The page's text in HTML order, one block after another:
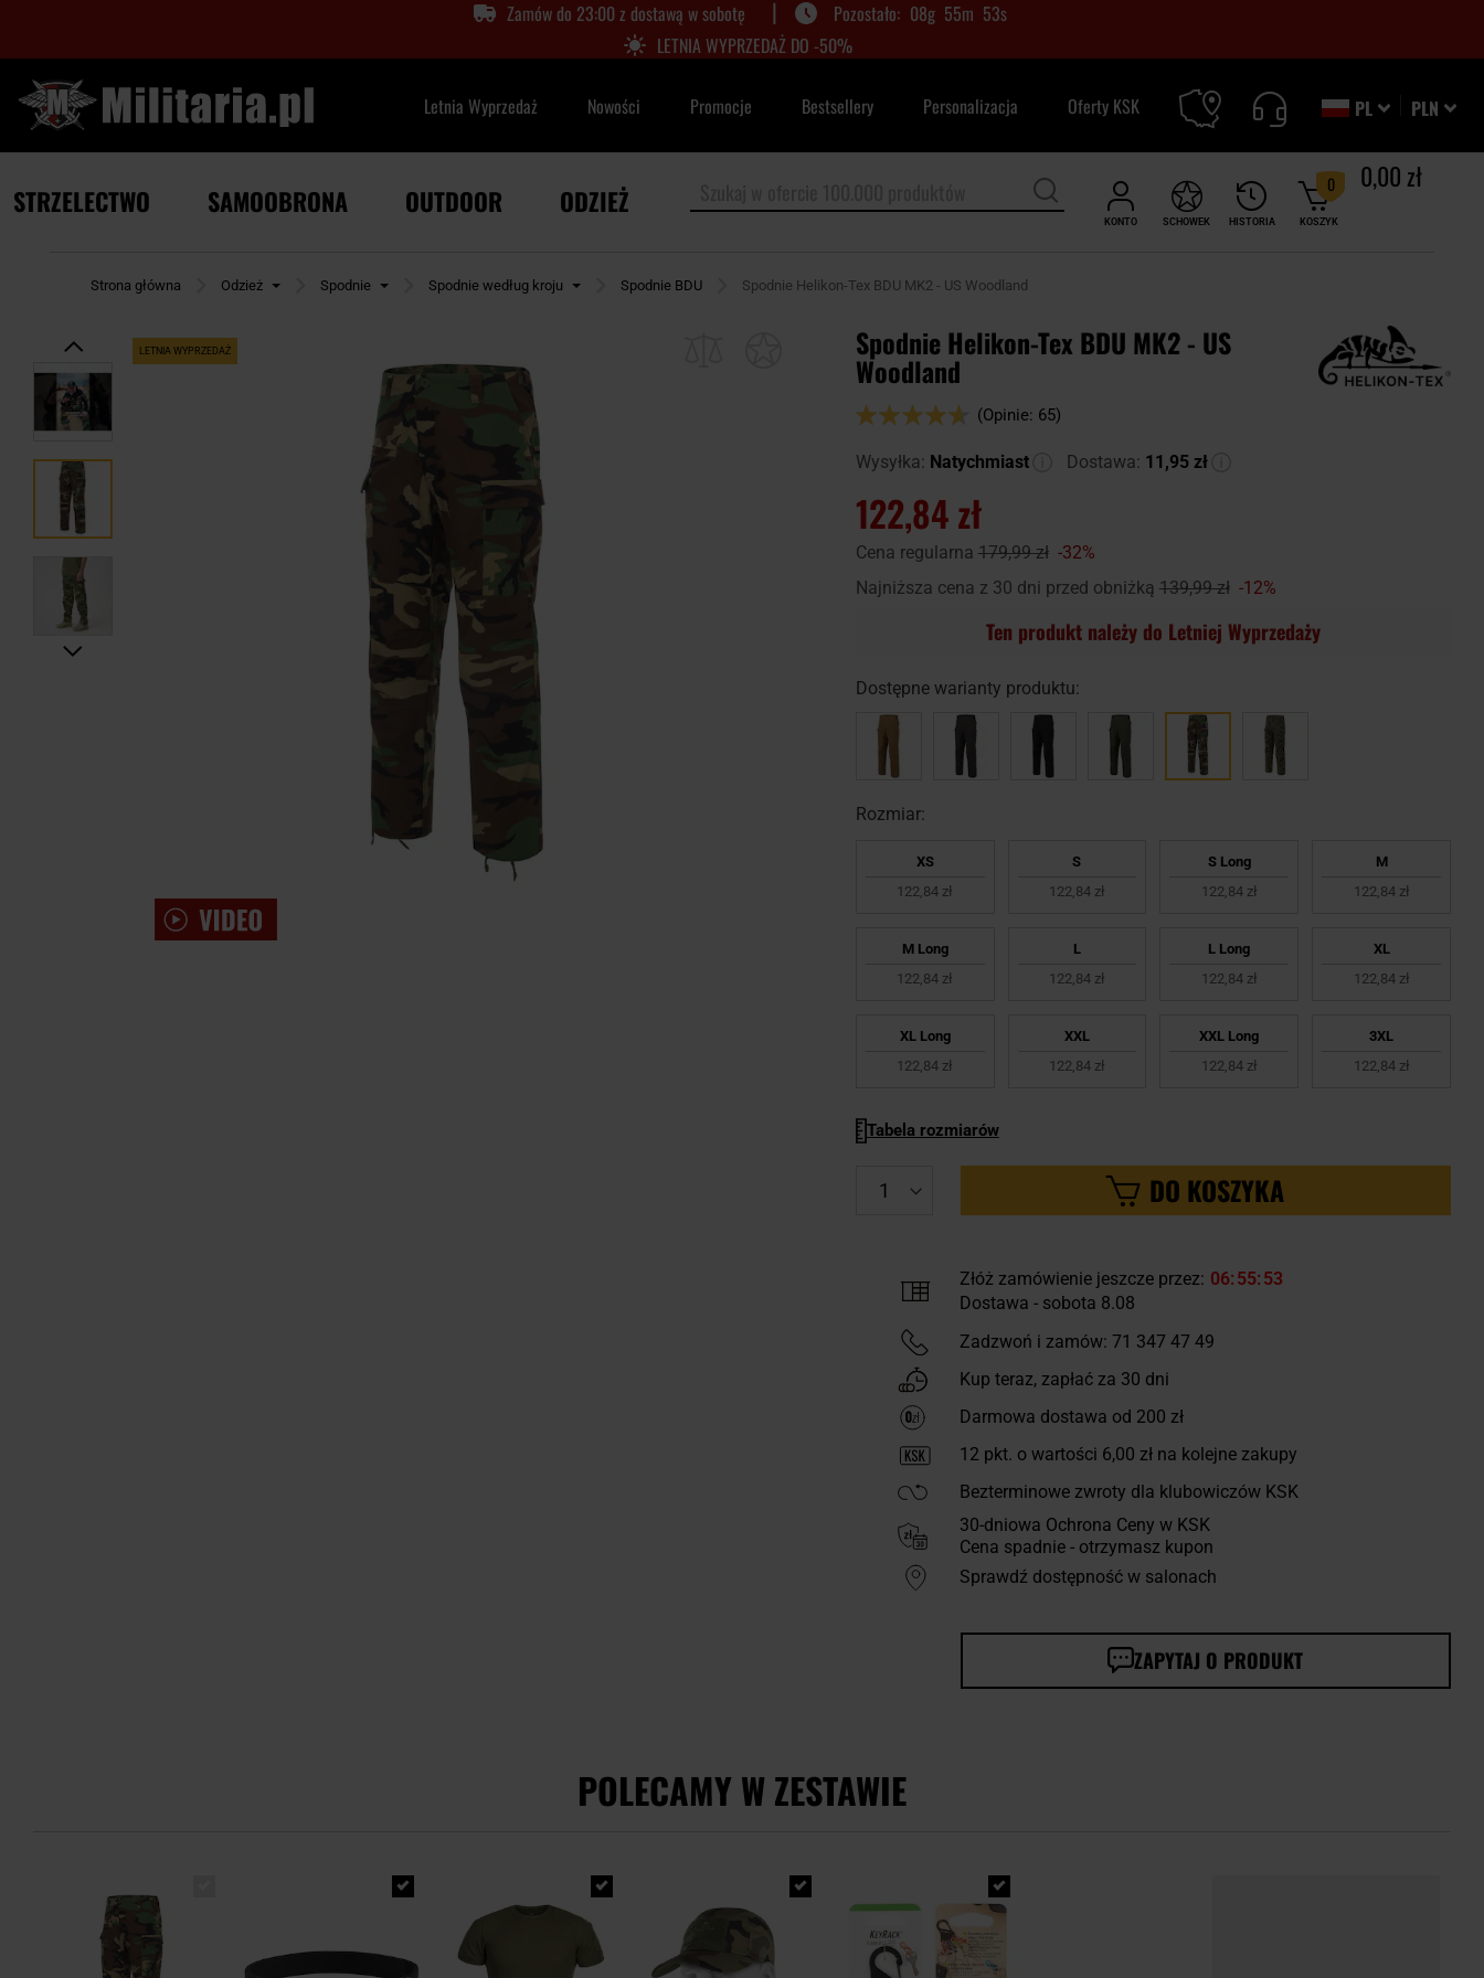
Zamów do 23:00 z dostawą w sobotę | 08g 55m 52s
LETNIA WYPRZEDAŻ DO -50%
PLN
PL
Letnia Wyprzedaż Nowości Promocje Bestsellery Personalizacja Oferty KSK
KONTO HISTORIA
SCHOWEK KOSZYK
0 0,00 zł
STRZELECTWO SAMOOBRONA OUTDOOR ODZIEŻ
Strona główna Odzież Spodnie Spodnie według kroju Spodnie BDU Spodnie Helikon-Tex BDU MK2 - US Woodland
LETNIA WYPRZEDAŻ Spodnie Helikon-Tex BDU MK2 - US
Woodland
Ocena:
(Opinie: 65)
Wysyłka: Natychmiast Dostawa: 11,95 zł
122,84 zł
Cena regularna 179,99 zł -32%
Najniższa cena z 30 dni przed obniżką 139,99 zł -12%
Ten produkt należy do Letniej Wyprzedaży
Dostępne warianty produktu:
Rozmiar:
XS
122,84 zł
S
122,84 zł
S Long
122,84 zł
M
122,84 zł
M Long
122,84 zł
L
122,84 zł
L Long
122,84 zł
XL
122,84 zł
XL Long
122,84 zł
XXL
122,84 zł
XXL Long
122,84 zł
3XL
122,84 zł
Tabela rozmiarów
DO KOSZYKA
Złóż zamówienie jeszcze przez: 06 55 53
Dostawa - sobota 8.08
Zadzwoń i zamów: 71 347 47 49
Kup teraz, zapłać za 30 dni
Darmowa dostawa od 200 zł
12pkt. o wartości 6,00 złna kolejne zakupy
Bezterminowe zwroty dla klubowiczów KSK
30-dniowa Ochrona Ceny w KSK
Cena spadnie - otrzymasz kupon
Sprawdź dostępność w salonach
ZAPYTAJ O PRODUKT
POLECAMY W ZESTAWIE